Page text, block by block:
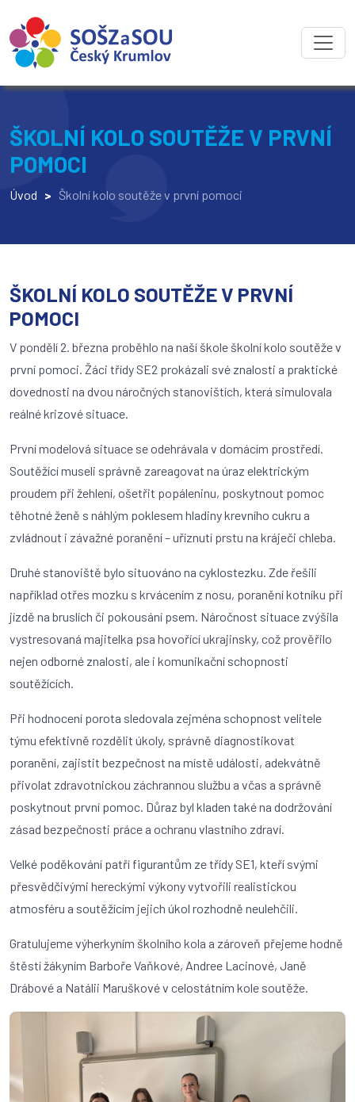
ŠKOLNÍ KOLO SOUTĚŽE V PRVNÍ
POMOCI
Úvod > Školní kolo soutěže v první pomoci
ŠKOLNÍ KOLO SOUTĚŽE V PRVNÍ
POMOCI
V pondělí 2. března proběhlo na naší škole školní kolo soutěže v
první pomoci. Žáci třídy SE2 prokázali své znalosti a praktické
dovednosti na dvou náročných stanovištích, která simulovala
reálné krizové situace.
První modelová situace se odehrávala v domácím prostředí.
Soutěžící museli správně zareagovat na úraz elektrickým
proudem při žehlení, ošetřit popáleninu, poskytnout pomoc
těhotné ženě s náhlým poklesem hladiny krevního cukru a
zvládnout i závažné poranění – uříznutí prstu na kráječi chleba.
Druhé stanoviště bylo situováno na cyklostezku. Zde řešili
například otřes mozku s krvácením z nosu, poranění kotníku při
jízdě na bruslích či pokousání psem. Náročnost situace zvýšila
vystresovaná majitelka psa hovořící ukrajinsky, což prověřilo
nejen odborné znalosti, ale i komunikační schopnosti
soutěžících.
Při hodnocení porota sledovala zejména schopnost velitele
týmu efektivně rozdělit úkoly, správně diagnostikovat
poranění, zajistit bezpečnost na místě události, adekvátně
přivolat zdravotnickou záchrannou službu a včas a správně
poskytnout první pomoc. Důraz byl kladen také na dodržování
zásad bezpečnosti práce a ochranu vlastního zdraví.
Velké poděkování patří figurantům ze třídy SE1, kteří svými
přesvědčivými hereckými výkony vytvořili realistickou
atmosféru a soutěžícím jejich úkol rozhodně neulehčili.
Gratulujeme výherkyním školního kola a zároveň přejeme hodně
štěstí žákyním Barboře Vaňkové, Andree Lacinové, Janě
Drábové a Natálii Maruškové v celostátním kole soutěže.